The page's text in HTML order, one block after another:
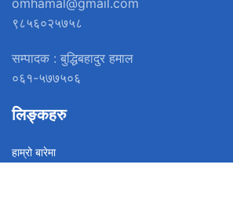
omhamal@gmail.com
९८५६०२५७५८
सम्पादक : बुद्धिबहादुर हमाल
०६१-५७७५०६
लिङ्कहरु
हाम्रो बारेमा